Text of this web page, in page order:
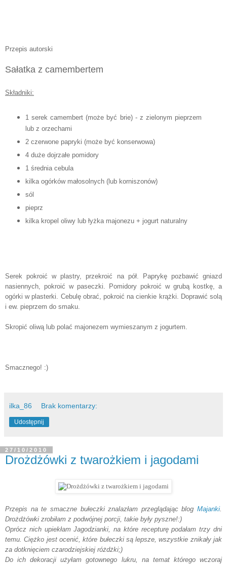
Przepis autorski
Sałatka z camembertem
Składniki:
1 serek camembert (może być brie) - z zielonym pieprzem
lub z orzechami
2 czerwone papryki (może być konserwowa)
4 duże dojrzałe pomidory
1 średnia cebula
kilka ogórków małosolnych (lub korniszonów)
sól
pieprz
kilka kropel oliwy lub łyżka majonezu + jogurt naturalny
Serek pokroić w plastry, przekroić na pół. Paprykę pozbawić gniazd
nasiennych, pokroić w paseczki. Pomidory pokroić w grubą kostkę, a
ogórki w plasterki. Cebulę obrać, pokroić na cienkie krążki. Doprawić solą
i ew. pieprzem do smaku.
Skropić oliwą lub polać majonezem wymieszanym z jogurtem.
Smacznego! :)
ilka_86 Brak komentarzy:
Udostępnij
27/10/2010
Drożdżówki z twarożkiem i jagodami
Przepis na te smaczne bułeczki znalazłam przeglądając blog Majanki
Drożdżówki zrobiłam z podwójnej porcji, takie były pyszne!:)
Oprócz nich upiekłam Jagodzianki, na które recepturę podałam trzy dni
temu. Ciężko jest ocenić, które bułeczki są lepsze, wszystkie znikały jak
za dotknięciem czarodziejskiej różdżki;)
Do ich dekoracji użyłam gotownego lukru, na temat którego wczoraj